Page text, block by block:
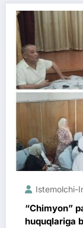
Istemolchi-
“Chimyon”
huquqlariga